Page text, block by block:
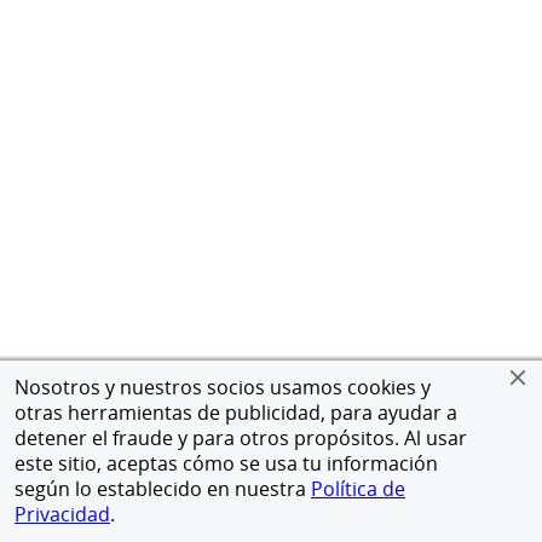
Nosotros y nuestros socios usamos cookies y
otras herramientas de publicidad, para ayudar a
detener el fraude y para otros propósitos. Al usar
este sitio, aceptas cómo se usa tu información
según lo establecido en nuestra Política de
Privacidad.